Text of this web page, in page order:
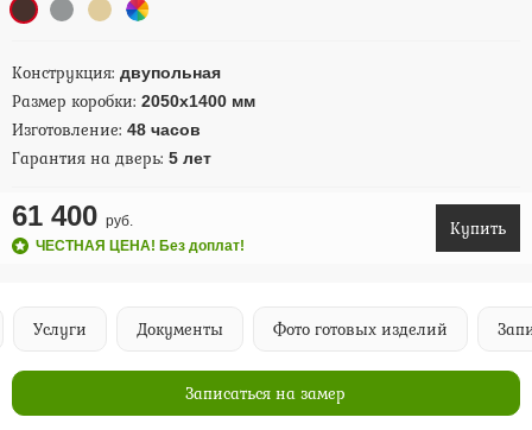
Конструкция: двупольная
Размер коробки: 2050х1400 мм
Изготовление: 48 часов
Гарантия на дверь: 5 лет
61 400 руб.
ЧЕСТНАЯ ЦЕНА! Без доплат!
Купить
Услуги Документы Фото готовых изделий
Записаться на замер